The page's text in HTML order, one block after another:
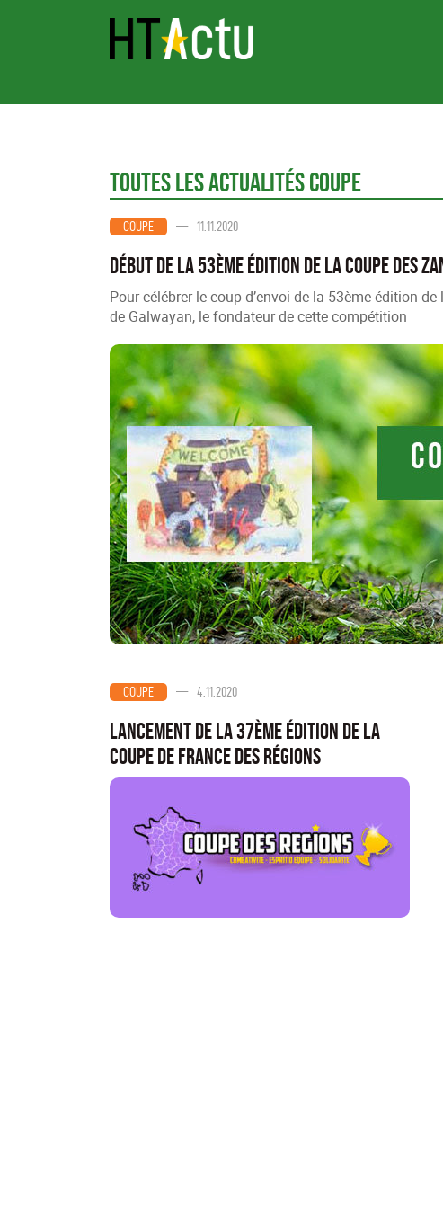
Toutes les Actualités Coupe
COUPE — 11.11.2020
Début de la 53ème édition de la coupe des
Pour célébrer le coup d’envoi de la 53ème édition
de Galwayan, le fondateur de cette compétition
COUPE — 4.11.2020
Lancement de la 37ème édition de la
coupe de France des régions